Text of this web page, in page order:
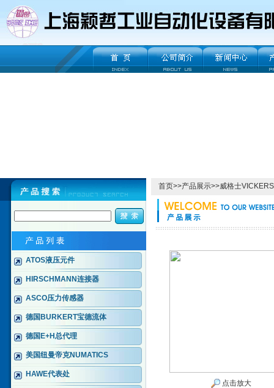
ATOS液压元件
HIRSCHMANN连接器
ASCO压力传感器
德国BURKERT宝德流体
德国E+H总代理
美国纽曼帝克NUMATICS
HAWE代表处
首页>>产品展示>>威格士VICKERS
点击放大